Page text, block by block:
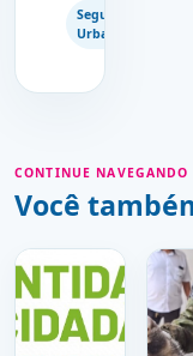
Segurança
Urbana
CONTINUE NAVEGANDO
Você